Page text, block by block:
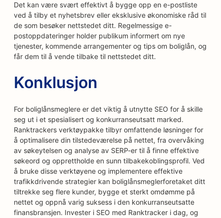
Det kan være svært effektivt å bygge opp en e-postliste
ved å tilby et nyhetsbrev eller eksklusive økonomiske råd til
de som besøker nettstedet ditt. Regelmessige e-
postoppdateringer holder publikum informert om nye
tjenester, kommende arrangementer og tips om boliglån, og
får dem til å vende tilbake til nettstedet ditt.
Konklusjon
For boliglånsmeglere er det viktig å utnytte SEO for å skille
seg ut i et spesialisert og konkurranseutsatt marked.
Ranktrackers verktøypakke tilbyr omfattende løsninger for
å optimalisere din tilstedeværelse på nettet, fra overvåking
av søkeytelsen og analyse av SERP-er til å finne effektive
søkeord og opprettholde en sunn tilbakekoblingsprofil. Ved
å bruke disse verktøyene og implementere effektive
trafikkdrivende strategier kan boliglånsmeglerforetaket ditt
tiltrekke seg flere kunder, bygge et sterkt omdømme på
nettet og oppnå varig suksess i den konkurranseutsatte
finansbransjen. Invester i SEO med Ranktracker i dag, og